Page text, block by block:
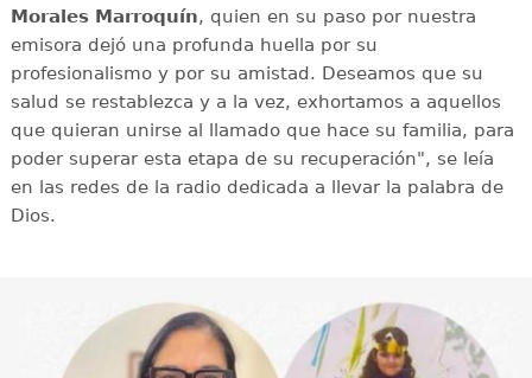
Morales Marroquín, quien en su paso por nuestra
emisora dejó una profunda huella por su
profesionalismo y por su amistad. Deseamos que su
salud se restablezca y a la vez, exhortamos a aquellos
que quieran unirse al llamado que hace su familia, para
poder superar esta etapa de su recuperación", se leía
en las redes de la radio dedicada a llevar la palabra de
Dios.